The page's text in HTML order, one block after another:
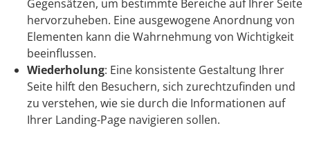
Gegensätzen, um bestimmte Bereiche auf Ihrer Seite
hervorzuheben. Eine ausgewogene Anordnung von
Elementen kann die Wahrnehmung von Wichtigkeit
beeinflussen.
Wiederholung: Eine konsistente Gestaltung Ihrer
Seite hilft den Besuchern, sich zurechtzufinden und
zu verstehen, wie sie durch die Informationen auf
Ihrer Landing-Page navigieren sollen.